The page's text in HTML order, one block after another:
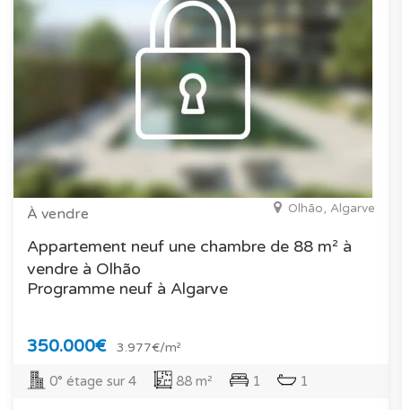
À vendre Olhão, Algarve
Appartement neuf une chambre de 88 m² à
vendre à Olhão
Programme neuf à Algarve
350.000€ 3.977€/m²
0° étage sur 4 88 m² 1 1